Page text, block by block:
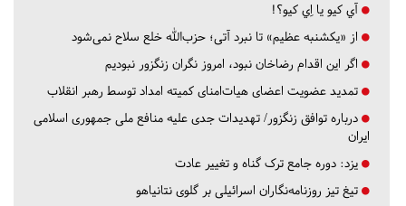
آي كيو يا اِي كيو؟!
از «یکشنبه عظیم» تا نبرد آتی؛ حزب‌الله خلع سلاح نمی‌شود
اگر این اقدام رضاخان نبود، امروز نگران زنگزور نبودیم
تمدید عضویت اعضای هیات‌امنای کمیته امداد توسط رهبر انقلاب
درباره توافق زنگزور/ تهدیدات جدی علیه منافع ملی جمهوری اسلامی
ایران
یزد: دوره جامع ترک گناه و تغییر عادت
تیغ تیز روزنامه‌نگاران اسرائیلی بر گلوی نتانیاهو